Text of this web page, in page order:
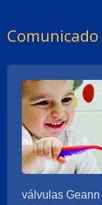
válvulas